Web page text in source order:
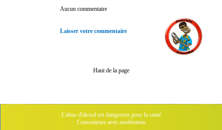
Aucun commentaire
Laisser votre commentaire
Haut de la page
L'abus d'alcool est dangereux pour la santé
Consommez avec modération